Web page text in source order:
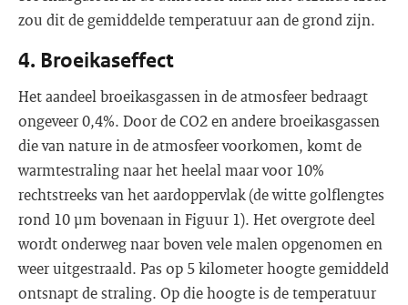
zou dit de gemiddelde temperatuur aan de grond zijn.
4. Broeikaseffect
Het aandeel broeikasgassen in de atmosfeer bedraagt
ongeveer 0,4%. Door de CO2 en andere broeikasgassen
die van nature in de atmosfeer voorkomen, komt de
warmtestraling naar het heelal maar voor 10%
rechtstreeks van het aardoppervlak (de witte golflengtes
rond 10 μm bovenaan in Figuur 1). Het overgrote deel
wordt onderweg naar boven vele malen opgenomen en
weer uitgestraald. Pas op 5 kilometer hoogte gemiddeld
ontsnapt de straling. Op die hoogte is de temperatuur